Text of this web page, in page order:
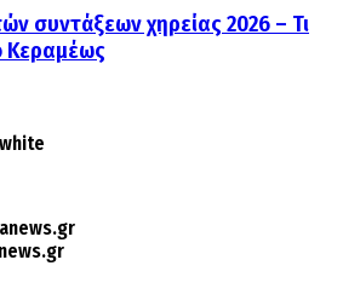
συντάξεων χηρείας 2026 – Τι
Κεραμέως